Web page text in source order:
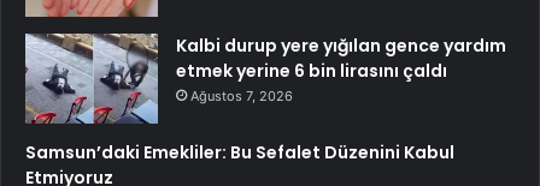
Kalbi durup yere yığılan gence yardım
etmek yerine 6 bin lirasını çaldı
Ağustos 7, 2026
Samsun’daki Emekliler: Bu Sefalet Düzenini Kabul
Etmiyoruz